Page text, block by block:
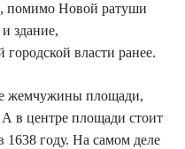
помимо Новой ратуши
и здание,
городской власти ранее.
жемчужины площади,
А в центре площади стоит
году. На самом деле